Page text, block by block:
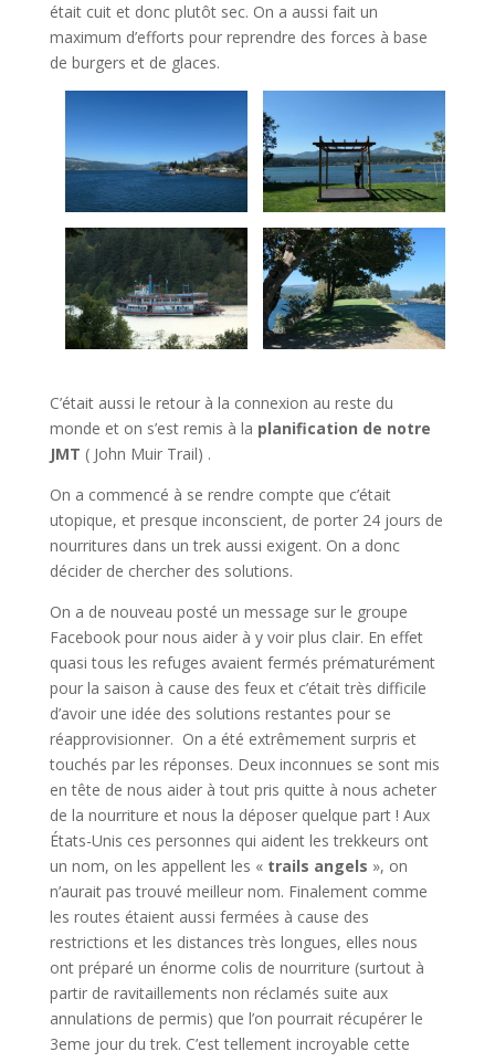
était cuit et donc plutôt sec. On a aussi fait un
maximum d’efforts pour reprendre des forces à base
de burgers et de glaces.
C’était aussi le retour à la connexion au reste du
monde et on s’est remis à la planification de notre
JMT ( John Muir Trail) .
On a commencé à se rendre compte que c’était
utopique, et presque inconscient, de porter 24 jours de
nourritures dans un trek aussi exigent. On a donc
décider de chercher des solutions.
On a de nouveau posté un message sur le groupe
Facebook pour nous aider à y voir plus clair. En effet
quasi tous les refuges avaient fermés prématurément
pour la saison à cause des feux et c’était très difficile
d’avoir une idée des solutions restantes pour se
réapprovisionner. On a été extrêmement surpris et
touchés par les réponses. Deux inconnues se sont mis
en tête de nous aider à tout pris quitte à nous acheter
de la nourriture et nous la déposer quelque part ! Aux
États-Unis ces personnes qui aident les trekkeurs ont
un nom, on les appellent les « trails angels », on
n’aurait pas trouvé meilleur nom. Finalement comme
les routes étaient aussi fermées à cause des
restrictions et les distances très longues, elles nous
ont préparé un énorme colis de nourriture (surtout à
partir de ravitaillements non réclamés suite aux
annulations de permis) que l’on pourrait récupérer le
3eme jour du trek. C’est tellement incroyable cette